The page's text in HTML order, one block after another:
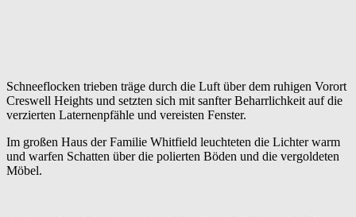
Schneeflocken trieben träge durch die Luft über dem ruhigen Vorort
Creswell Heights und setzten sich mit sanfter Beharrlichkeit auf die
verzierten Laternenpfähle und vereisten Fenster.
Im großen Haus der Familie Whitfield leuchteten die Lichter warm
und warfen Schatten über die polierten Böden und die vergoldeten
Möbel.